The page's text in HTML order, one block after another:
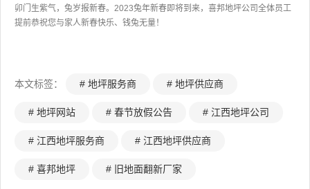
卯门生紫气，兔岁报新春。2023兔年新春即将到来，喜邦地坪公司全体员工
提前恭祝您与家人新春快乐、钱兔无量！
本文标签： # 地坪服务商 # 地坪供应商
# 地坪网站 # 春节放假公告 # 江西地坪公司
# 江西地坪服务商 # 江西地坪供应商
# 喜邦地坪 # 旧地面翻新厂家